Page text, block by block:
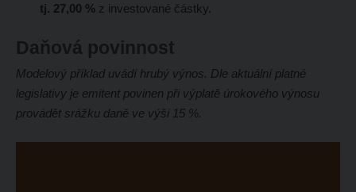
tj. 27,00 %z investované částky.
Daňová povinnost
Modelový příklad uvádí hrubý výnos. Dle aktuální platné
legislativy je emitent povinen při výplatě úrokového výnosu
provádět srážku daně ve výši 15 %.